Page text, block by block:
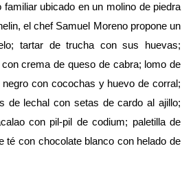
ubicado en un molino de piedra
el chef Samuel Moreno propone un
tartar de trucha con sus huevas;
crema de queso de cabra; lomo de
con cocochas y huevo de corral;
de lechal con setas de cardo al ajillo;
con pil-pil de codium; paletilla de
con chocolate blanco con helado de